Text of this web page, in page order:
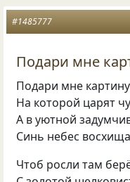
#1485777
Подари мне
Подари мне
На которой царят
А в уютной
Синь небес
Чтоб росли там